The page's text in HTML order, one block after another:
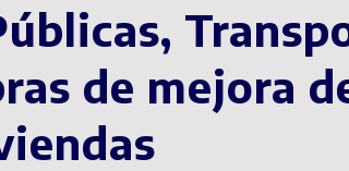
de mejora